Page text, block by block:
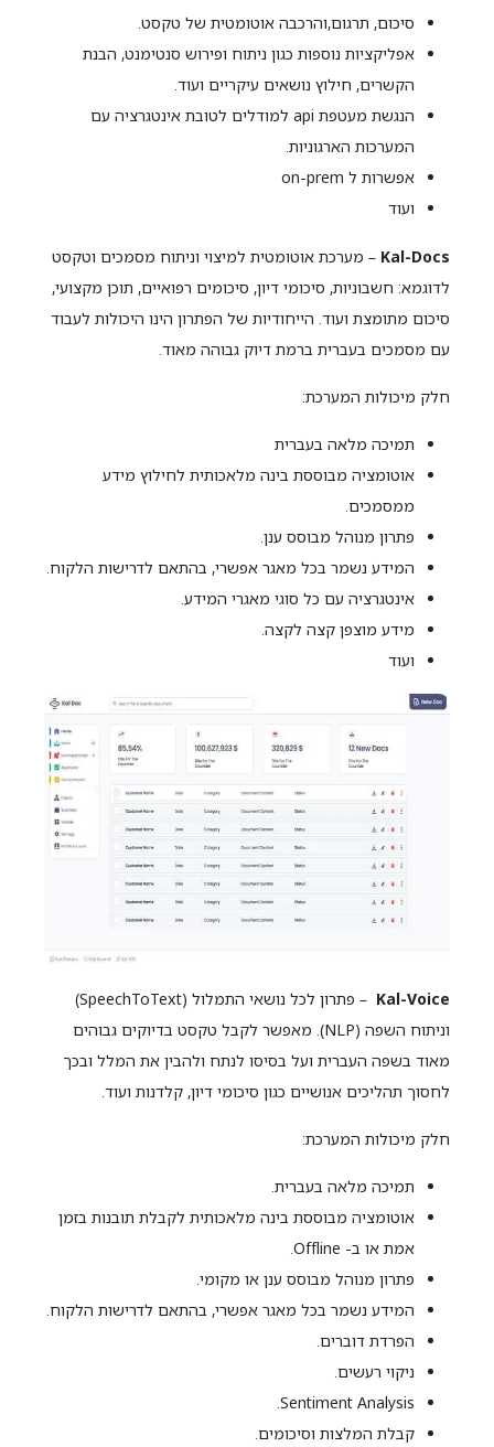
סיכום, תרגום,והרכבה אוטומטית של טקסט.
אפליקציות נוספות כגון ניתוח ופירוש סנטימנט, הבנת
הקשרים, חילוץ נושאים עיקריים ועוד.
הנגשת מעטפת api למודלים לטובת אינטגרציה עם
המערכות הארגוניות.
אפשרות ל on-prem
ועוד
Kal-Docs – מערכת אוטומטית למיצוי וניתוח מסמכים וטקסט
לדוגמא: חשבוניות, סיכומי דיון, סיכומים רפואיים, תוכן מקצועי,
סיכום מתומצת ועוד. הייחודיות של הפתרון הינו היכולות לעבוד
עם מסמכים בעברית ברמת דיוק גבוהה מאוד.
חלק מיכולות המערכת:
תמיכה מלאה בעברית
אוטומציה מבוססת בינה מלאכותית לחילוץ מידע
ממסמכים.
פתרון מנוהל מבוסס ענן.
המידע נשמר בכל מאגר אפשרי, בהתאם לדרישות הלקוח.
אינטגרציה עם כל סוגי מאגרי המידע.
מידע מוצפן קצה לקצה.
ועוד
Kal-Voice
– פתרון לכל נושאי התמלול (SpeechToText)
וניתוח השפה (NLP). מאפשר לקבל טקסט בדיוקים גבוהים
מאוד בשפה העברית ועל בסיסו לנתח ולהבין את המלל ובכך
לחסוך תהליכים אנושיים כגון סיכומי דיון, קלדנות ועוד.
חלק מיכולות המערכת:
תמיכה מלאה בעברית.
אוטומציה מבוססת בינה מלאכותית לקבלת תובנות בזמן
אמת או ב- Offline.
פתרון מנוהל מבוסס ענן או מקומי.
המידע נשמר בכל מאגר אפשרי, בהתאם לדרישות הלקוח.
הפרדת דוברים.
ניקוי רעשים.
Sentiment Analysis.
קבלת המלצות וסיכומים.